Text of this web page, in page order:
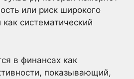
или риск широкого
систематический
в финансах как
показывающий,